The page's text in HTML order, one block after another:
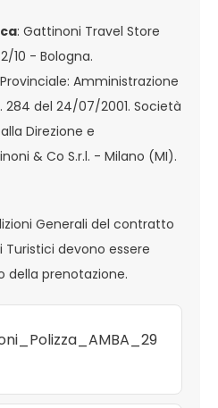
: Gattinoni Travel Store
10 - Bologna.
Amministrazione
284 del 24/07/2001. Società
Direzione e
& Co S.r.l. - Milano (MI).
Generali del contratto
devono essere
della prenotazione.